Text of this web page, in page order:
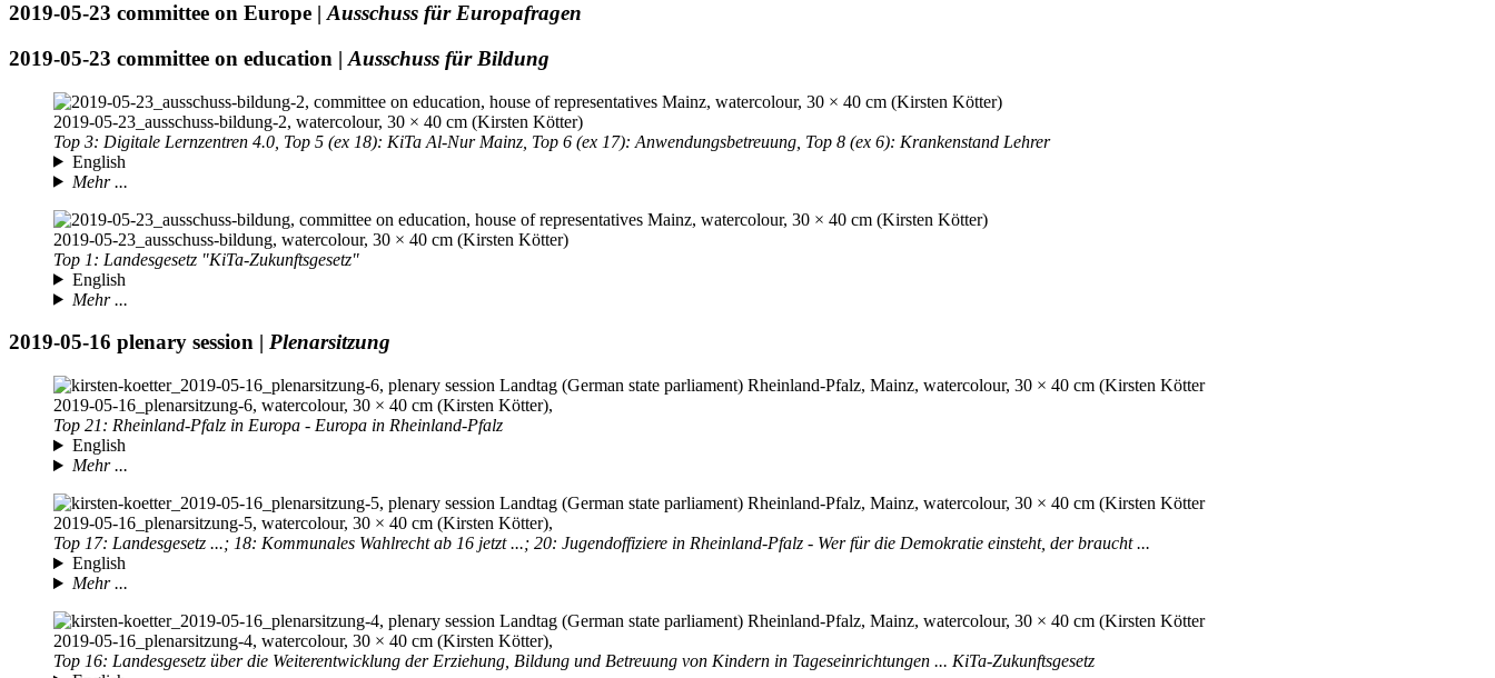
2019-05-23 committee on Europe |Ausschuss für Europafragen
2019-05-23 committee on education | Ausschuss für Bildung
2019-05-23 _ausschuss-bildung-2, watercolour, 30 × 40 cm (Kirsten Kötter)
Top 3: Digitale Lernzentren 4.0, Top 5 (ex 18): KiTa Al-Nur Mainz, Top 6 (ex 17): Anwendungsbetreuung, Top 8 (ex 6): Krankenstand Lehrer
English
Mehr ...
2019-05-23 _ausschuss-bildung, watercolour, 30 × 40 cm (Kirsten Kötter)
Top 1: Landesgesetz "KiTa-Zukunftsgesetz"
English
Mehr ...
2019-05-16 plenary session | Plenarsitzung
2019-05-16 _plenarsitzung-6, watercolour, 30 × 40 cm (Kirsten Kötter),
Top 21: Rheinland-Pfalz in Europa - Europa in Rheinland-Pfalz
English
Mehr ...
2019-05-16 _plenarsitzung-5, watercolour, 30 × 40 cm (Kirsten Kötter),
Top 17: Landesgesetz ...; 18: Kommunales Wahlrecht ab 16 jetzt ...; 20: Jugendoffiziere in Rheinland-Pfalz - Wer für die Demokratie einsteht, der braucht ...
English
Mehr ...
2019-05-16 _plenarsitzung-4, watercolour, 30 × 40 cm (Kirsten Kötter),
Top 16: Landesgesetz über die Weiterentwicklung der Erziehung, Bildung und Betreuung von Kindern in Tageseinrichtungen ... KiTa-Zukunftsgesetz